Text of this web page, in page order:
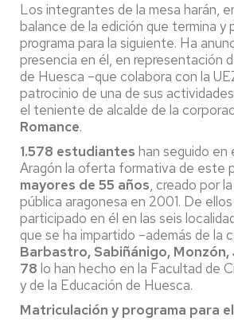
Los integrantes de la mesa harán,
balance de la edición que termina y
programa para la siguiente. Ha
presencia en él, en representación
de Huesca –que colabora con la
patrocinio de una de sus
el teniente de alcalde de la
Romance.
1.578 estudiantes han seguido en
Aragón la oferta formativa de este
mayores de 55 años, creado por
pública aragonesa en 2001. De ellos
participado en él en las seis
que se ha impartido –además de la
Barbastro, Sabiñánigo, Monzón,
78 lo han hecho en la Facultad de
y de la Educación de Huesca.
Matriculación y programa para